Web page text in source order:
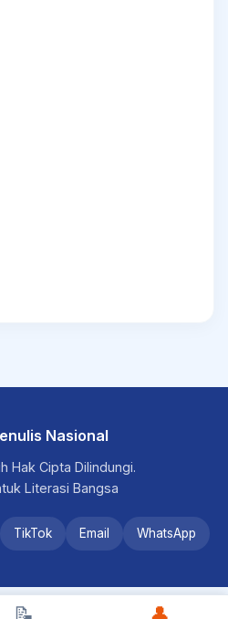
Nasional
Hak Cipta Dilindungi.
Literasi Bangsa
TikTok Email WhatsApp
📝 👤